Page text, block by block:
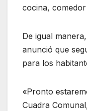
cocina,
De igual
anunció que
para los
«Pronto
Cuadra